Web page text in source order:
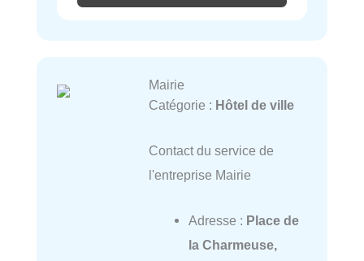
Mairie
Catégorie : Hôtel de ville
Contact du service de
l'entreprise Mairie
Adresse : Place de
la Charmeuse,